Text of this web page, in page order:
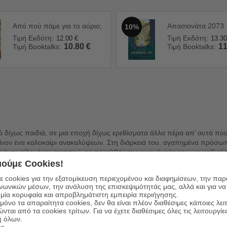
Από πού πάμε για το αύριο;
Τιμή Εκδότη: 12.00 €
Τιμή Booktalks: 10.80 €
10%
Απασιονάτα 2073
Τιμή Εκδότη: 13.30
Τιμή Booktalks:
δίχως παιδιά, σε μια εποχή δίχως ερεθίσματα άλλα πέρα απ’ αυτά
ένα καλοκαίρι ανακαλύψεων. Στη διάρκειά του, αγαπημένα
φίλο, έναν παππού, το παρελθόν της οικογένειάς του και μαζί μ’
μας, όταν κοιτάμε πίσω μας και συνειδητοποιούμε πως
Συνάμα είναι και ένα αφήγημα για τις διαδικασίες που μας
Cookies!
cookies για την εξατομίκευση περιεχομένου και διαφημίσεων, την
μέσων, την ανάλυση της επισκεψιμότητάς μας, αλλά και για
κορυφαία και απροβλημάτιστη εμπειρία περιήγησης.
τα απαραίτητα cookies, δεν θα είναι πλέον διαθέσιμες κάποιες
από τα cookies τρίτων. Για να έχετε διαθέσιμες όλες τις
όλων.